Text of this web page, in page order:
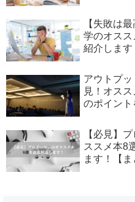
【失敗は
学のオス
紹介します
アウトプ
見！オス
のポイント
【必見】
ススメ本8
ます！【ま